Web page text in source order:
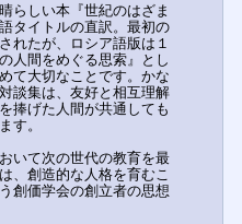
らしい本『世紀のはざま
タイトルの直訳。最初の
れたが、ロシア語版は１
人間をめぐる思索』とし
て大切なことです。かな
談集は、友好と相互理解
捧げた人間が共通しても
す。
いて次の世代の教育を最
、創造的な人格を育むこ
創価学会の創立者の思想